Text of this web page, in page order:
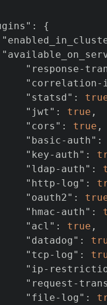
: {
"response-
"correlation-
"statsd" :
"jwt" : true ,
"cors" : true ,
"basic-auth" :
"key-auth" :
"ldap-auth" :
"http-log" :
"oauth2" :
"hmac-auth" :
"acl" : true ,
"datadog" :
"tcp-log" :
"ip-
"request-
"file-log" :